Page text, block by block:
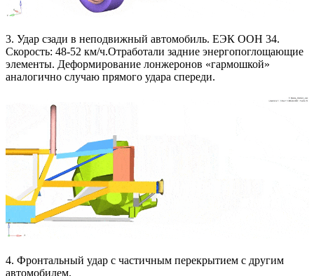
3. Удар сзади в неподвижный автомобиль. ЕЭК ООН 34.
Скорость: 48-52 км/ч.Отработали задние энергопоглощающие
элементы. Деформирование лонжеронов «гармошкой»
аналогично случаю прямого удара спереди.
4. Фронтальный удар с частичным перекрытием с другим
автомобилем.